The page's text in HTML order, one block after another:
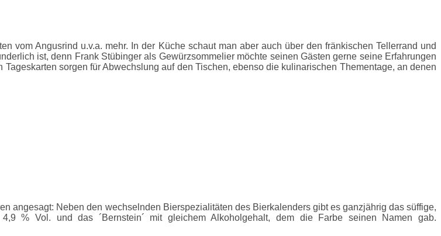
vom Angusrind u.v.a. mehr. In der Küche schaut man aber auch über den fränkischen Tellerrand und
ist, denn Frank Stübinger als Gewürzsommelier möchte seinen Gästen gerne seine Erfahrungen
sorgen für Abwechslung auf den Tischen, ebenso die kulinarischen Thementage, an denen
angesagt: Neben den wechselnden Bierspezialitäten des Bierkalenders gibt es ganzjährig das süffige,
% Vol. und das ´Bernstein´ mit gleichem Alkoholgehalt, dem die Farbe seinen Namen gab.